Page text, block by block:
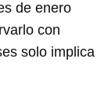
de enero
con
solo implica